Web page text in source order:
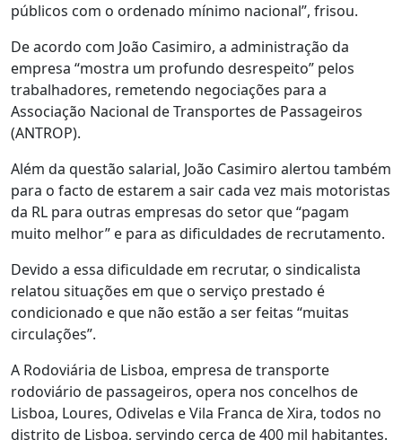
públicos com o ordenado mínimo nacional”, frisou.
De acordo com João Casimiro, a administração da
empresa “mostra um profundo desrespeito” pelos
trabalhadores, remetendo negociações para a
Associação Nacional de Transportes de Passageiros
(ANTROP).
Além da questão salarial, João Casimiro alertou também
para o facto de estarem a sair cada vez mais motoristas
da RL para outras empresas do setor que “pagam
muito melhor” e para as dificuldades de recrutamento.
Devido a essa dificuldade em recrutar, o sindicalista
relatou situações em que o serviço prestado é
condicionado e que não estão a ser feitas “muitas
circulações”.
A Rodoviária de Lisboa, empresa de transporte
rodoviário de passageiros, opera nos concelhos de
Lisboa, Loures, Odivelas e Vila Franca de Xira, todos no
distrito de Lisboa, servindo cerca de 400 mil habitantes.